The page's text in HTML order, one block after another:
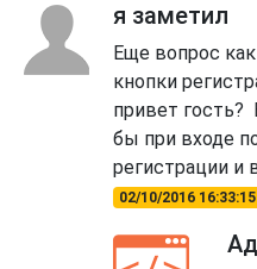
я заметил
Еще вопрос
кнопки
привет гость?
бы при входе
регистрации и
02/10/2016 16:33:15